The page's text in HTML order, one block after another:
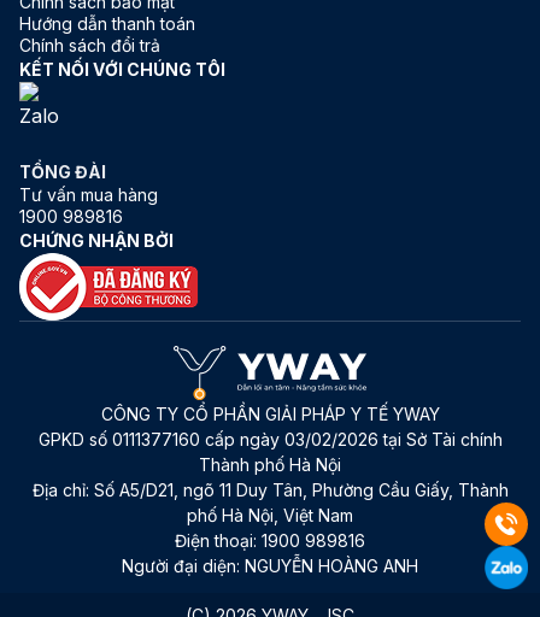
Hướng dẫn thanh toán
Chính sách đổi trả
KẾT NỐI VỚI CHÚNG TÔI
TỔNG ĐÀI
Tư vấn mua hàng
1900 989816
CHỨNG NHẬN BỞI
CÔNG TY CỔ PHẦN GIẢI PHÁP Y TẾ YWAY
GPKD số 0111377160 cấp ngày 03/02/2026 tại Sở Tài chính
Thành phố Hà Nội
Địa chỉ: Số A5/D21, ngõ 11 Duy Tân, Phường Cầu Giấy, Thành
phố Hà Nội, Việt Nam
Điện thoại: 1900 989816
Người đại diện: NGUYỄN HOÀNG ANH